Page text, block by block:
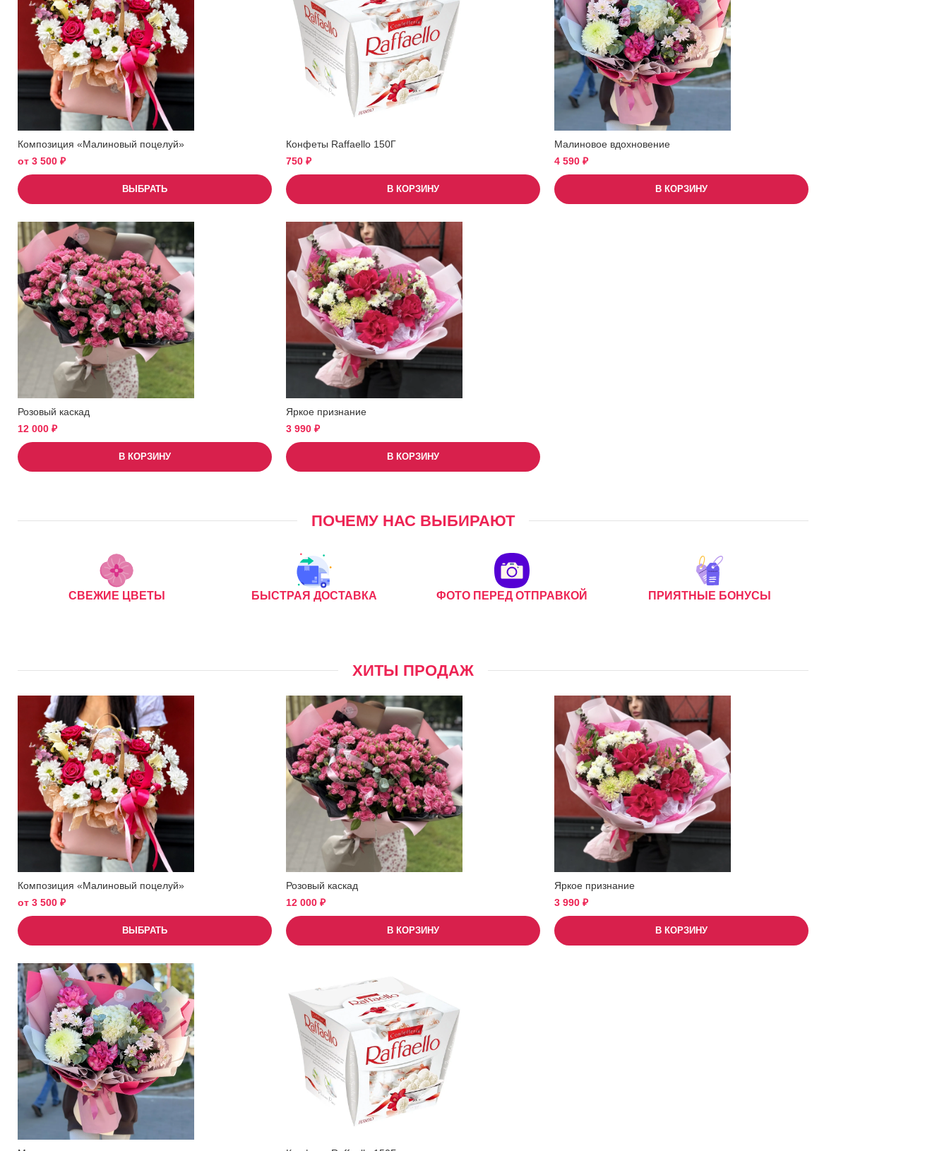
Композиция «Малиновый поцелуй»
от 3 500 ₽
ВЫБРАТЬ
Конфеты Raffaello 150Г
750 ₽
В КОРЗИНУ
Малиновое вдохновение
4 590 ₽
В КОРЗИНУ
Розовый каскад
12 000 ₽
В КОРЗИНУ
Яркое признание
3 990 ₽
В КОРЗИНУ
ПОЧЕМУ НАС ВЫБИРАЮТ
СВЕЖИЕ ЦВЕТЫ БЫСТРАЯ ДОСТАВКА ФОТО ПЕРЕД ОТПРАВКОЙ ПРИЯТНЫЕ БОНУСЫ
ХИТЫ ПРОДАЖ
Композиция «Малиновый поцелуй»
от 3 500 ₽
ВЫБРАТЬ
Розовый каскад
12 000 ₽
В КОРЗИНУ
Яркое признание
3 990 ₽
В КОРЗИНУ